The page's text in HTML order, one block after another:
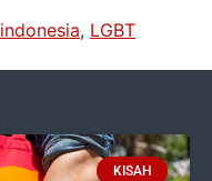
, LGBT
KISAH